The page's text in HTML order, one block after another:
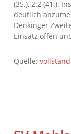
(35.), 2:2 (41.).
deutlich
Denkinger
Einsatz offen
Quelle: